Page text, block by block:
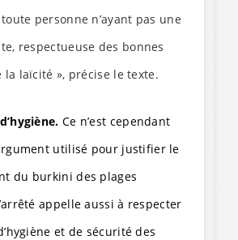
personne n’ayant pas une
respectueuse des bonnes
laïcité », précise le texte.
Ce n’est cependant
utilisé pour justifier le
du burkini des plages
appelle aussi à respecter
et de sécurité des